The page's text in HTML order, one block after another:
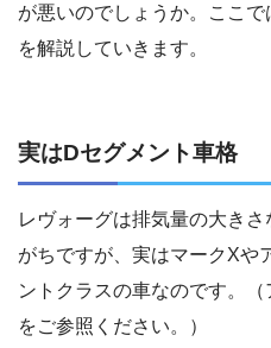
が悪いのでしょうか。ここ
を解説していきます。
実はDセグメント車格
レヴォーグは排気量の大き
がちですが、実はマークXや
ントクラスの車なのです。
をご参照ください。）